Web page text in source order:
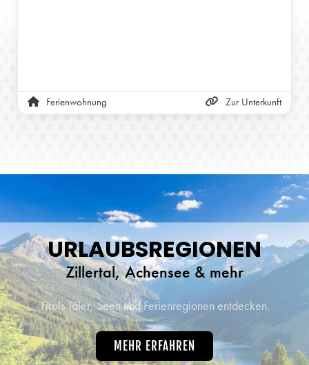
Ferienwohnung Zur Unterkunft
URLAUBSREGIONEN
Zillertal, Achensee & mehr
Tirols Täler, Seen und Ferienregionen entdecken.
MEHR ERFAHREN